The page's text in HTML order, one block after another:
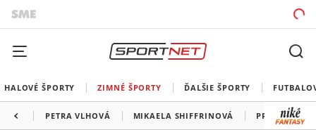
HALOVÉ ŠPORTY ZIMNÉ ŠPORTY ĎALŠIE ŠPORTY
PETRA VLHOVÁ MIKAELA SHIFFRINOVÁ PROGRAM SP